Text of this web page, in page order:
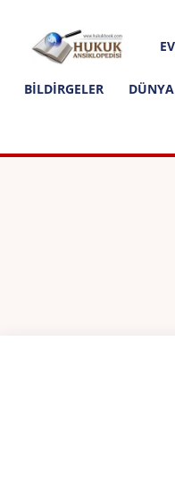
BILDIRGELER